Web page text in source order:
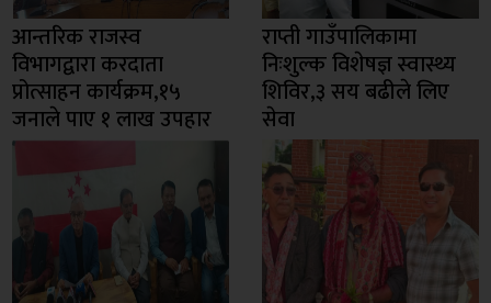
आन्तरिक राजस्व
विभागद्वारा करदाता
प्रोत्साहन कार्यक्रम,१५
जनाले पाए १ लाख उपहार
राप्ती गाउँपालिकामा
निःशुल्क विशेषज्ञ स्वास्थ्य
शिविर,३ सय बढीले लिए
सेवा